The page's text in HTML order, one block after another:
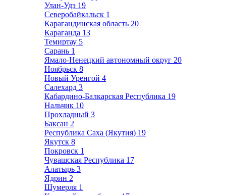
Улан-Удэ 19
Северобайкальск 1
Карагандинская область 20
Караганда 13
Темиртау 5
Сарань 1
Ямало-Ненецкий автономный округ 20
Ноябрьск 8
Новый Уренгой 4
Салехард 3
Кабардино-Балкарская Республика 19
Нальчик 10
Прохладный 3
Баксан 2
Республика Саха (Якутия) 19
Якутск 8
Покровск 1
Чувашская Республика 17
Алатырь 3
Ядрин 2
Шумерля 1